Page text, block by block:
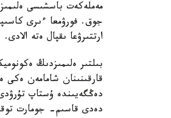
مەملەكەت باسشىسى
جوق. فورۋمعا ءىرى
ارتتىرۋعا ىقپال ەتە الادى.
دەدى قاسىم- جومارت